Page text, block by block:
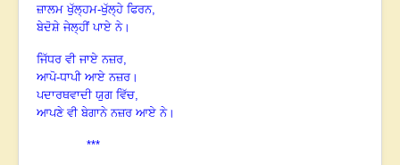
ਜ਼ਾਲਮ ਖੁੱਲ੍ਹਮ-ਖੁੱਲ੍ਹੇ ਫਿਰਨ,
ਬੇਦੋਸ਼ੇ ਜੇਲ੍ਹੀਂ ਪਾਏ ਨੇ।
ਜਿੱਧਰ ਵੀ ਜਾਏ ਨਜ਼ਰ,
ਆਪੋ-ਧਾਪੀ ਆਏ ਨਜ਼ਰ।
ਪਦਾਰਥਵਾਦੀ ਯੁਗ ਵਿੱਚ,
ਆਪਣੇ ਵੀ ਬੇਗਾਨੇ ਨਜ਼ਰ ਆਏ ਨੇ।
***